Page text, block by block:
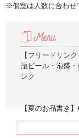
※個室は人数に合わせ
【フリードリン
瓶ビール・泡盛
ンク
【夏のお品書き